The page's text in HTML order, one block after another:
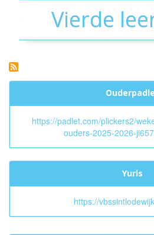
Vierde
https://padlet.com/plickers2/
ouders-2025-2026-
Yurls
https://